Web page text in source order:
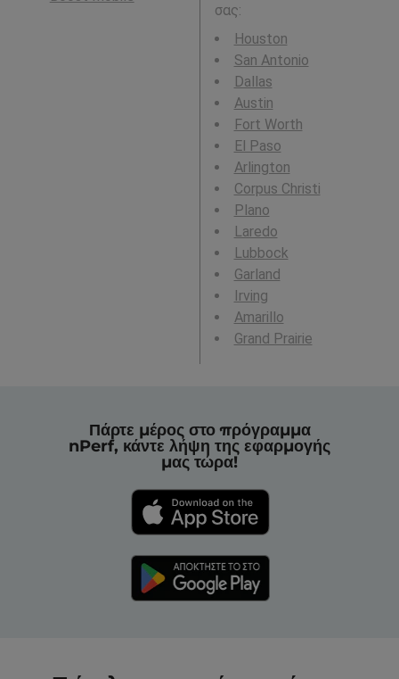
σας:
Houston
San Antonio
Dallas
Austin
Fort Worth
El Paso
Arlington
Corpus Christi
Plano
Laredo
Lubbock
Garland
Irving
Amarillo
Grand Prairie
Πάρτε μέρος στο πρόγραμμα
nPerf, κάντε λήψη της εφαρμογής
μας τώρα!